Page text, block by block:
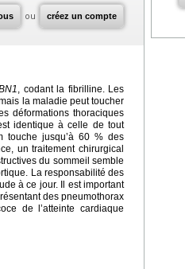
ou créez un compte
, codant la fibrilline. Les
la maladie peut toucher
déformations thoraciques
identique à celle de tout
touche jusqu’à 60 % des
un traitement chirurgical
du sommeil semble
La responsabilité des
à ce jour. Il est important
des pneumothorax
de l’atteinte cardiaque